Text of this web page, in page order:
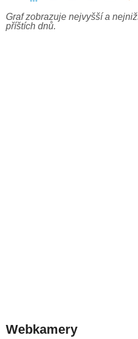
Graf zobrazuje nejvyšší a
příštích dnů.
Webkamery